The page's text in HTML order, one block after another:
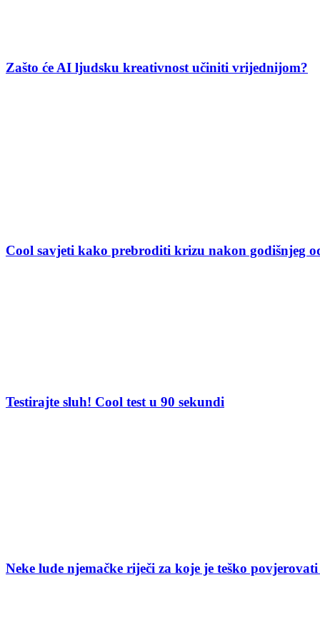
Zašto će AI ljudsku kreativnost učiniti vrijednijom?
Cool savjeti kako prebroditi krizu nakon godišnjeg
Testirajte sluh! Cool test u 90 sekundi
Neke lude njemačke riječi za koje je teško